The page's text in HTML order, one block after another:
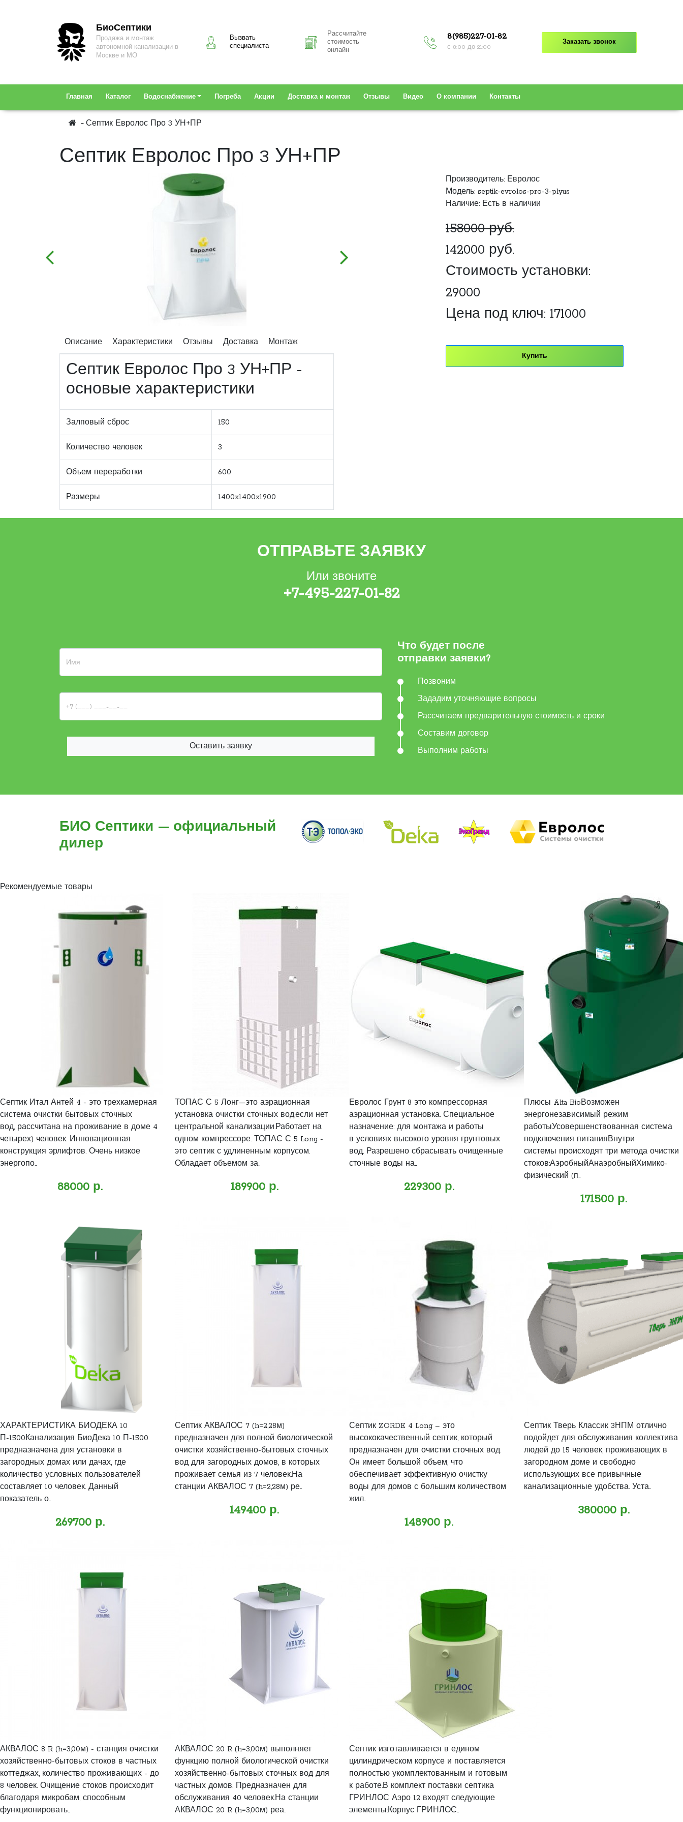
БиоСептики
Продажа и монтаж
автономной канализации в
Москве и МО
Вызвать
специалиста
Рассчитайте
стоимость
онлайн
8(985)227-01-82
с 8:00 до 21:00
Заказать звонок
Главная Каталог Водоснабжение Погреба Акции Доставка и монтаж Отзывы Видео О компании Контакты
Септик Евролос Про 3 УН+ПР
Септик Евролос Про 3 УН+ПР
Описание Характеристики Отзывы Доставка Монтаж
Септик Евролос Про 3 УН+ПР -
основые характеристики
Залповый сброс 150
Количество человек 3
Объем переработки 600
Размеры 1400x1400x1900
Производитель: Евролос
Модель: septik-evrolos-pro-3-plyus
Наличие: Есть в наличии
158000 руб.
142000 руб.
Стоимость установки:
29000
Цена под ключ: 171000
Купить
ОТПРАВЬТЕ ЗАЯВКУ
Или звоните
+7-495-227-01-82
Оставить заявку
Что будет после
отправки заявки?
Позвоним
Зададим уточняющие вопросы
Рассчитаем предварительную стоимость и сроки
Составим договор
Выполним работы
БИО Септики — официальный
дилер
Рекомендуемые товары
Септик Итал Антей 4 - это трехкамерная
система очистки бытовых сточных
вод, рассчитана на проживание в доме 4
четырех) человек. Инновационная
конструкция эрлифтов. Очень низкое
энергопо..
88000 р.
ТОПАС С 5 Лонг—это аэрационная
установка очистки сточных вод,если нет
центральной канализации.Работает на
одном компрессоре. ТОПАС С 5 Long -
это септик с удлиненным корпусом.
Обладает объемом за..
189900 р.
Евролос Грунт 8 это компрессорная
аэрационная установка. Специальное
назначение: для монтажа и работы
в условиях высокого уровня грунтовых
вод. Разрешено сбрасывать очищенные
сточные воды на..
229300 р.
Плюсы Alta BioВозможен
энергонезависимый режим
работыУсовершенствованная система
подключения питанияВнутри
системы происходят три метода очистки
стоков:АэробныйАнаэробныйХимико-
физический (п..
171500 р.
ХАРАКТЕРИСТИКА БИОДЕКА 10
П-1500Канализация БиоДека 10 П-1500
предназначена для установки в
загородных домах или дачах, где
количество условных пользователей
составляет 10 человек. Данный
показатель о..
269700 р.
Септик АКВАЛОС 7 (h=2,28м)
предназначен для полной биологической
очистки хозяйственно-бытовых сточных
вод для загородных домов, в которых
проживает семья из 7 человек.На
станции АКВАЛОС 7 (h=2,28м) ре..
149400 р.
Септик ZORDE 4 Long – это
высококачественный септик, который
предназначен для очистки сточных вод.
Он имеет большой объем, что
обеспечивает эффективную очистку
воды для домов с большим количеством
жил..
148900 р.
Септик Тверь Классик 3НПМ отлично
подойдет для обслуживания коллектива
людей до 15 человек, проживающих в
загородном доме и свободно
использующих все привычные
канализационные удобства. Уста..
380000 р.
АКВАЛОС 8 R (h=3,00м) - станция очистки
хозяйственно-бытовых стоков в частных
коттеджах, количество проживающих - до
8 человек. Очищение стоков происходит
благодаря микробам, способным
функционировать..
АКВАЛОС 20 R (h=3,00м) выполняет
функцию полной биологической очистки
хозяйственно-бытовых сточных вод для
частных домов. Предназначен для
обслуживания 40 человек.На станции
АКВАЛОС 20 R (h=3,00м) реа..
Септик изготавливается в едином
цилиндрическом корпусе и поставляется
полностью укомплектованным и готовым
к работе.В комплект поставки септика
ГРИНЛОС Аэро 12 входят следующие
элементы:Корпус ГРИНЛОС..